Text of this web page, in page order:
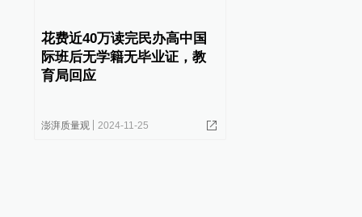
花费近40万读完民办高中国
际班后无学籍无毕业证，教
育局回应
澎湃质量观 2024-11-25